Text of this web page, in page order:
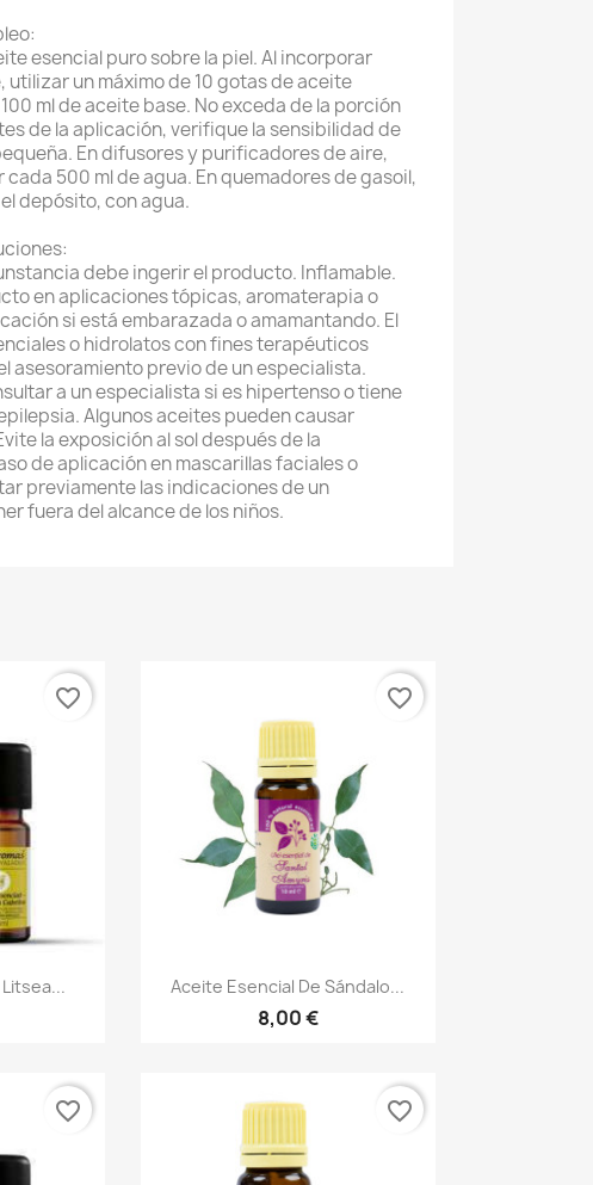
esencial puro sobre la piel. Al incorporar
utilizar un máximo de 10 gotas de aceite
ml de aceite base. No exceda de la porción
de la aplicación, verifique la sensibilidad de
En difusores y purificadores de aire,
500 ml de agua. En quemadores de gasoil,
depósito, con agua.
debe ingerir el producto. Inflamable.
en aplicaciones tópicas, aromaterapia o
si está embarazada o amamantando. El
o hidrolatos con fines terapéuticos
asesoramiento previo de un especialista.
a un especialista si es hipertenso o tiene
Algunos aceites pueden causar
la exposición al sol después de la
de aplicación en mascarillas faciales o
previamente las indicaciones de un
fuera del alcance de los niños.
favorite_border
Vista rápida
Aceite Esencial De Sándalo...
8,00 €
favorite_border
favorite_border favorite_border